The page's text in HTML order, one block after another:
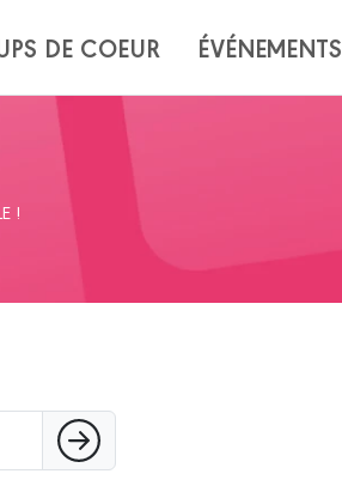
DE COEUR ÉVÉNEMENTS
!